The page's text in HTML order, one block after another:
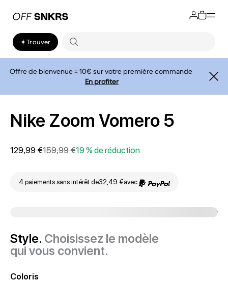
Trouver
Offre de bienvenue = 10€ sur votre première commande
En profiter
Nike Zoom Vomero 5
129,99 €159,99 €19 % de réduction
4 paiements sans intérêt de32,49 €avec
Style. Choisissez le modèle
qui vous convient.
Coloris